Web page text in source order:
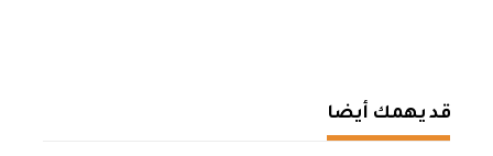
قد يهمك أيضا